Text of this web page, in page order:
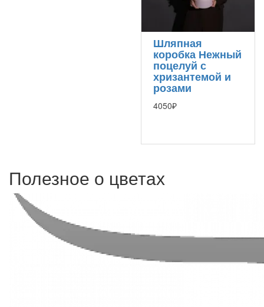
Шляпная
коробка Нежный
поцелуй с
хризантемой и
розами
4050₽
Полезное о цветах